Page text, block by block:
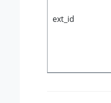
ext_id